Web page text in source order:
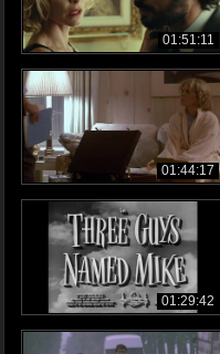
01:51:11
01:44:17
01:29:42